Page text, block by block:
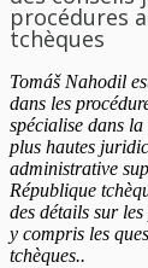
procédures
tchèques
Tomáš Nahodil
dans les
spécialise dans la
plus hautes
administrative
République
des détails sur
y compris les
tchèques..